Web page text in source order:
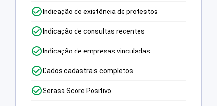
Indicação de existência de protestos
Indicação de consultas recentes
Indicação de empresas vinculadas
Dados cadastrais completos
Serasa Score Positivo